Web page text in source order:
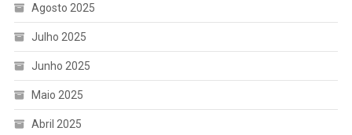
Agosto 2025
Julho 2025
Junho 2025
Maio 2025
Abril 2025